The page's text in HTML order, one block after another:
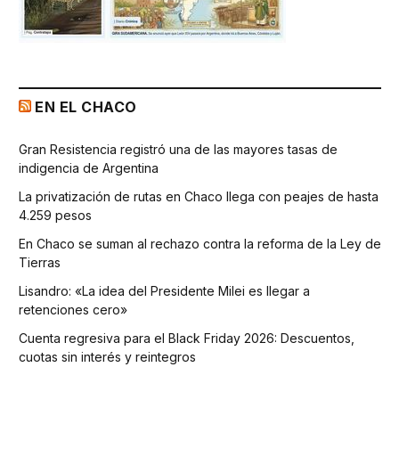
EN EL CHACO
Gran Resistencia registró una de las mayores tasas de
indigencia de Argentina
La privatización de rutas en Chaco llega con peajes de hasta
4.259 pesos
En Chaco se suman al rechazo contra la reforma de la Ley de
Tierras
Lisandro: «La idea del Presidente Milei es llegar a
retenciones cero»
Cuenta regresiva para el Black Friday 2026: Descuentos,
cuotas sin interés y reintegros